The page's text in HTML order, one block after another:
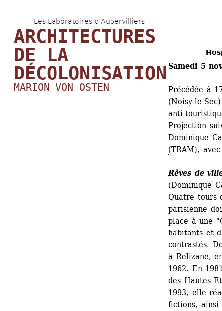
au
contenu
principal
Les Laboratoires d’Aubervilliers
ARCHITECTURES
DE LA
DÉCOLONISATION
MARION VON OSTEN
Samedi 5
Précédée à
(Noisy-le-
anti-
Projection
Dominique
(TRAM),
Rêves de
(Dominique
Quatre tours
parisienne
place à une
habitants et
contrastés.
à Relizane,
1962. En
des Hautes
1993, elle
fictions, ainsi